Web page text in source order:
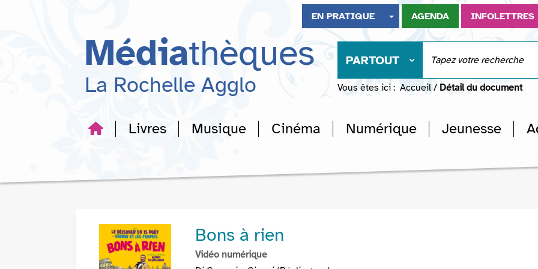
recherche
EN PRATIQUE AGENDA INFOLETTRES
Médiathèques
La Rochelle Agglo
PARTOUT
Vous êtes ici : Accueil / Détail du document
Livres Musique Cinéma Numérique Jeunesse
Bons à rien
Vidéo numérique